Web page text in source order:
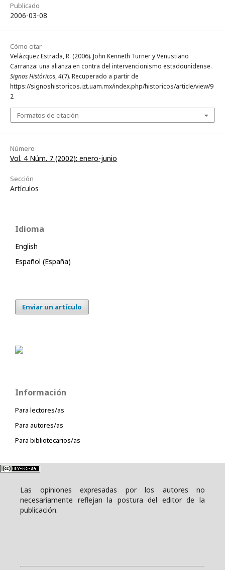
Publicado
2006-03-08
Cómo citar
Velázquez Estrada, R. (2006). John Kenneth Turner y Venustiano
Carranza: una alianza en contra del intervencionismo estadounidense.
Signos Históricos,4(7). Recuperado a partir de
https://signoshistoricos.izt.uam.mx/index.php/historicos/article/view/9
2
Formatos de citación
Número
Vol. 4 Núm. 7 (2002): enero-junio
Sección
Artículos
Idioma
English
Español (España)
Enviar un artículo
Información
Para lectores/as
Para autores/as
Para bibliotecarios/as
Las opiniones expresadas por los autores no
necesariamente reflejan la postura del editor de la
publicación.